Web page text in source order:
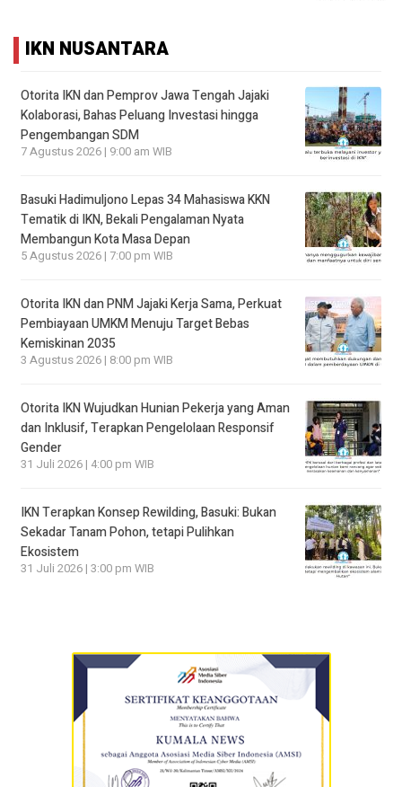
IKN NUSANTARA
Otorita IKN dan Pemprov Jawa Tengah Jajaki
Kolaborasi, Bahas Peluang Investasi hingga
Pengembangan SDM
7 Agustus 2026 | 9:00 am WIB
Basuki Hadimuljono Lepas 34 Mahasiswa KKN
Tematik di IKN, Bekali Pengalaman Nyata
Membangun Kota Masa Depan
5 Agustus 2026 | 7:00 pm WIB
Otorita IKN dan PNM Jajaki Kerja Sama, Perkuat
Pembiayaan UMKM Menuju Target Bebas
Kemiskinan 2035
3 Agustus 2026 | 8:00 pm WIB
Otorita IKN Wujudkan Hunian Pekerja yang Aman
dan Inklusif, Terapkan Pengelolaan Responsif
Gender
31 Juli 2026 | 4:00 pm WIB
IKN Terapkan Konsep Rewilding, Basuki: Bukan
Sekadar Tanam Pohon, tetapi Pulihkan
Ekosistem
31 Juli 2026 | 3:00 pm WIB